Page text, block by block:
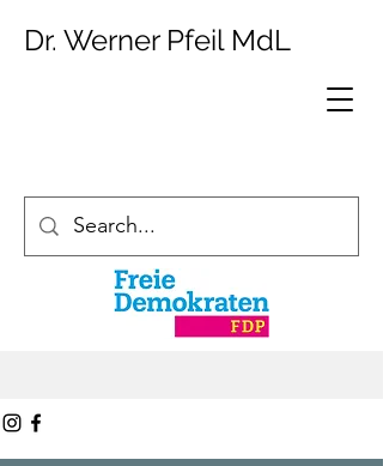
Dr. Werner Pfeil MdL